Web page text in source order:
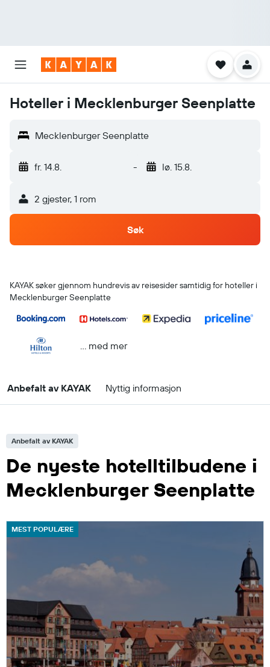
Hoteller i Mecklenburger Seenplatte
Mecklenburger Seenplatte
fr. 14.8. - lø. 15.8.
2 gjester, 1 rom
Søk
KAYAK søker gjennom hundrevis av reisesider samtidig for hoteller i
Mecklenburger Seenplatte
… med mer
Anbefalt av KAYAK Nyttig informasjon
Anbefalt av KAYAK
De nyeste hotelltilbudene i
Mecklenburger Seenplatte
MEST POPULÆRE